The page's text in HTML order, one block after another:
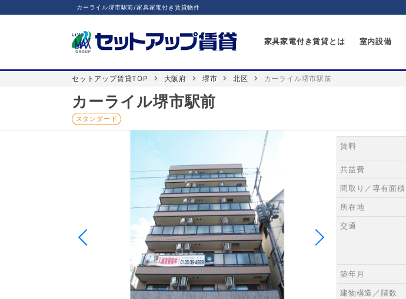
カーライル堺市駅前/家具家電付き賃貸物件
家具家電付き賃貸とは 室内設備
セットアップ賃貸TOP 大阪府 堺市 北区 カーライル堺市駅前
カーライル堺市駅前
スタンダード
賃料
共益費
間取り／専有面積
所在地
交通
築年月
建物構造／階数